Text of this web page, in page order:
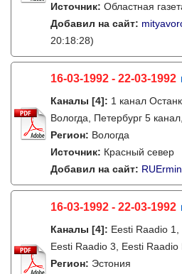
Источник: Областная
Добавил на сайт:
20:18:28)
16-03-1992 - 22-03-1992
Каналы [4]: 1 канал
Вологда, Петербург 5
Регион: Вологда
Источник: Красный север
Добавил на сайт:
16-03-1992 - 22-03-1992
Каналы [4]: Eesti Raadio 1,
Eesti Raadio 3, Eesti
Регион: Эстония